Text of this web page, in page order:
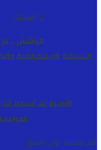
السابق
مراكش ..
السياقة الاستعراضية
الأميرة للا أسماء
الدراسية 2025-2026 لمؤسسة
قم بكتابة اول تعليق